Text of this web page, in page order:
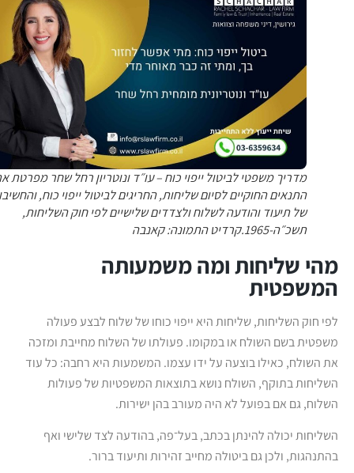
מדריך משפטי לביטול ייפוי כוח – עו״ד ונוטריון רחל שחר מפרטת את
התנאים החוקיים לסיום שליחות, החריגים לביטול ייפוי כוח, והחשיבות
של תיעוד והודעה לשלוח ולצדדים שלישיים לפי חוק השליחות,
תשכ״ה-1965.קרדיט התמונה: קאנבה
מהי שליחות ומה משמעותה
המשפטית
לפי חוק השליחות, שליחות היא ייפוי כוחו של שלוח לבצע פעולה
משפטית בשם השולח או במקומו. פעולתו של השלוח מחייבת ומזכה
את השולח, כאילו בוצעה על ידו עצמו. המשמעות היא רחבה: כל עוד
השליחות בתוקף, השולח נושא בתוצאות המשפטיות של פעולות
השלוח, גם אם בפועל לא היה מעורב בהן ישירות.
השליחות יכולה להינתן בכתב, בעל־פה, בהודעה לצד שלישי ואף
בהתנהגות, ולכן גם ביטולה מחייב זהירות ותיעוד ברור.